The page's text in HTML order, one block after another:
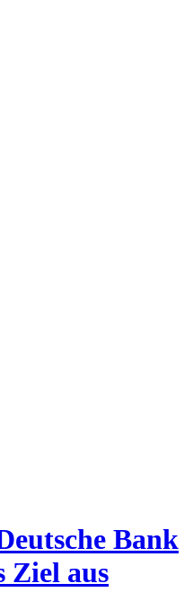
Bank
Ziel aus